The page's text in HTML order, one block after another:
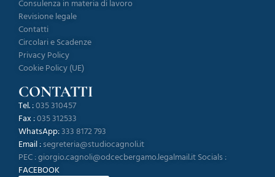
Consulenza in materia di lavoro
Revisione legale
Contatti
Circolari e Scadenze
Privacy Policy
Cookie Policy (UE)
CONTATTI
Tel. :035 310457
Fax :035 312533
WhatsApp:333 8172 793
Email : segreteria@studiocagnoli.it
PEC :giorgio.cagnoli@odcecbergamo.legalmail.it Socials :
FACEBOOK